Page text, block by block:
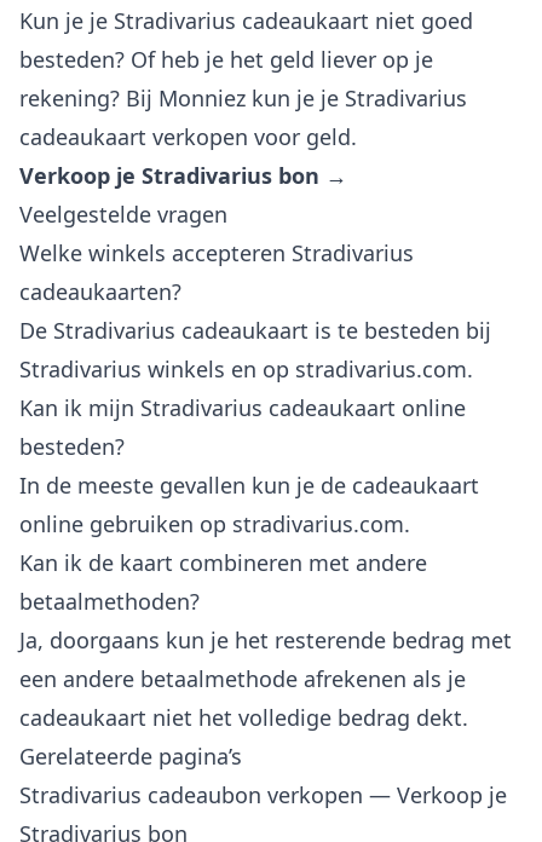
Kun je je Stradivarius cadeaukaart niet goed
besteden? Of heb je het geld liever op je
rekening? Bij Monniez kun je je Stradivarius
cadeaukaart verkopen voor geld.
Verkoop je Stradivarius bon →
Veelgestelde vragen
Welke winkels accepteren Stradivarius
cadeaukaarten?
De Stradivarius cadeaukaart is te besteden bij
Stradivarius winkels en op stradivarius.com.
Kan ik mijn Stradivarius cadeaukaart online
besteden?
In de meeste gevallen kun je de cadeaukaart
online gebruiken op stradivarius.com.
Kan ik de kaart combineren met andere
betaalmethoden?
Ja, doorgaans kun je het resterende bedrag met
een andere betaalmethode afrekenen als je
cadeaukaart niet het volledige bedrag dekt.
Gerelateerde pagina’s
Stradivarius cadeaubon verkopen — Verkoop je
Stradivarius bon